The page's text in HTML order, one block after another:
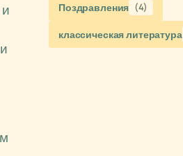
Поздравления (4)
классическая литература